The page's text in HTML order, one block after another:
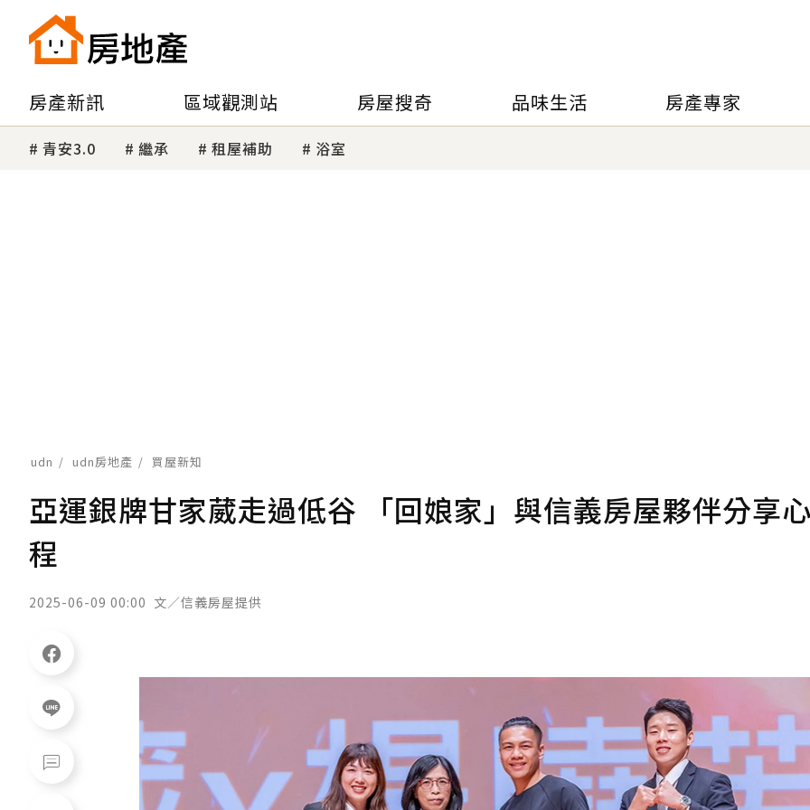
房產新訊 區域觀測站 房屋搜奇 品味生活 房產專家
青安3.0 繼承 租屋補助 浴室
udn udn房地產 買屋新知
亞運銀牌甘家葳走過低谷 「回娘家」與信義房屋夥伴分享
程
2025-06-09 00:00 文／信義房屋提供